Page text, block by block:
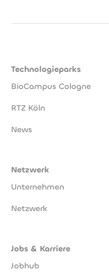
Technologieparks
BioCampus Cologne
RTZ Köln
News
Netzwerk
Unternehmen
Netzwerk
Jobs & Karriere
Jobhub